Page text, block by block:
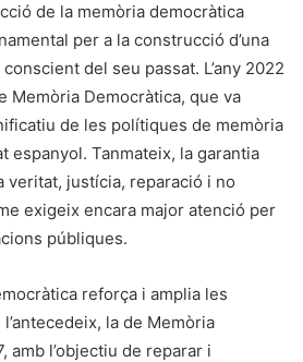
de la memòria democràtica
per a la construcció d’una
del seu passat. L’any 2022
Memòria Democràtica, que va
de les polítiques de memòria
espanyol. Tanmateix, la garantia
veritat, justícia, reparació i no
exigeix encara major atenció per
públiques.
reforça i amplia les
la de Memòria
amb l’objectiu de reparar i